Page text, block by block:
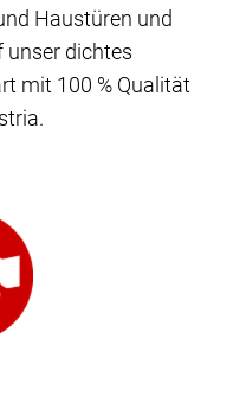
Haustüren und
unser dichtes
mit 100 % Qualität